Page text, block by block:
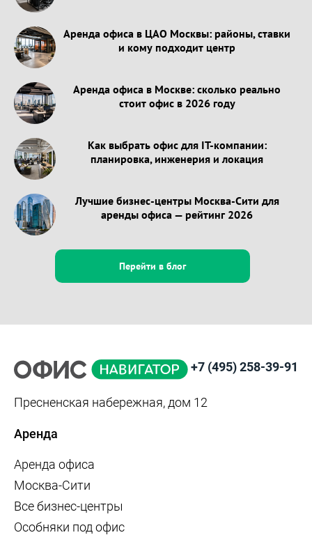
Аренда офиса в ЦАО Москвы: районы, ставки
и кому подходит центр
Аренда офиса в Москве: сколько реально
стоит офис в 2026 году
Как выбрать офис для IT-компании:
планировка, инженерия и локация
Лучшие бизнес-центры Москва-Сити для
аренды офиса — рейтинг 2026
Перейти в блог
+7 (495) 258-39-91
Пресненская набережная, дом 12
Аренда
Аренда офиса
Москва-Сити
Все бизнес-центры
Особняки под офис